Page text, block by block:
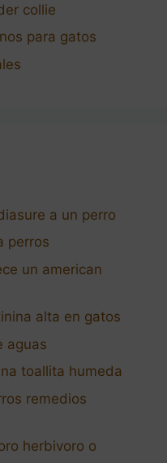
collie
para gatos
a un perro
perros
un american
alta en gatos
aguas
toallita humeda
remedios
herbivoro o